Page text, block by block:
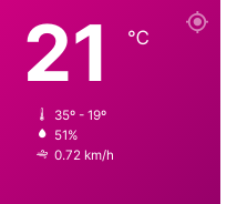
21 ℃
35º - 19º
51%
0.72 km/h